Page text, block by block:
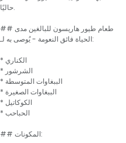
حاليًا.
## طعام طيور هاريسون للبالغين مدى
الحياة فائق النعومة - يُوصى به لـ:
* الكناري
* الشرشور
* الببغاوات المتوسطة
* الببغاوات الصغيرة
* الكوكاتيل
* الحباحب
## المكونات: